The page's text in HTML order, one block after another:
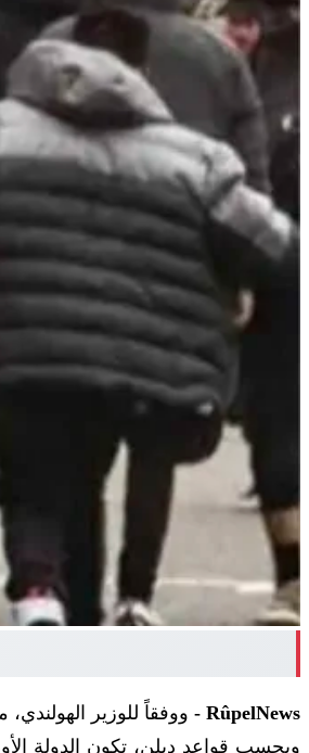
RûpelNews -
ووفقاً للوزير